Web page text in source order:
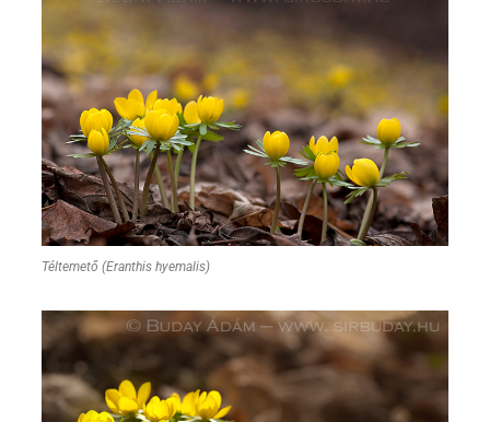
Téltemető (Eranthis hyemalis)